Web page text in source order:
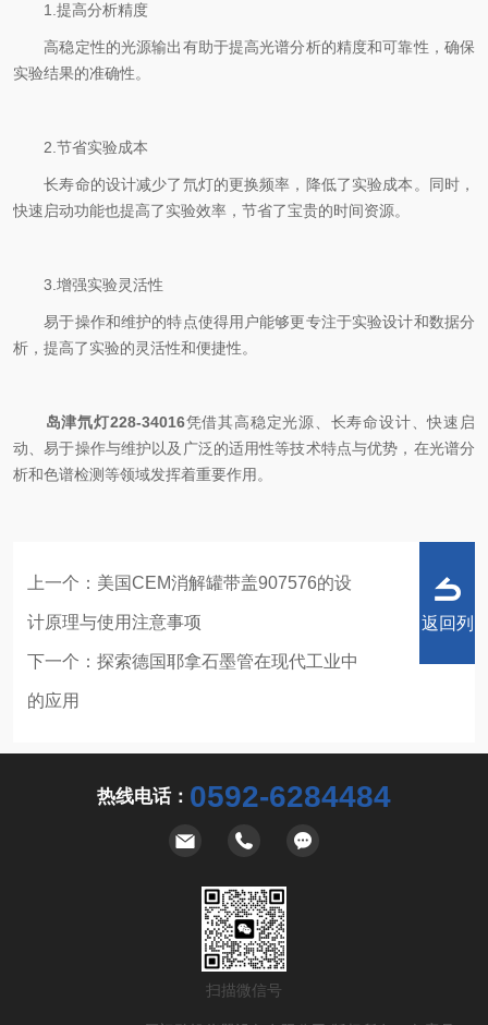
1.提高分析精度
高稳定性的光源输出有助于提高光谱分析的精度和可靠性，确保
实验结果的准确性。
2.节省实验成本
长寿命的设计减少了氘灯的更换频率，降低了实验成本。同时，
快速启动功能也提高了实验效率，节省了宝贵的时间资源。
3.增强实验灵活性
易于操作和维护的特点使得用户能够更专注于实验设计和数据分
析，提高了实验的灵活性和便捷性。
岛津氘灯228-34016凭借其高稳定光源、长寿命设计、快速启
动、易于操作与维护以及广泛的适用性等技术特点与优势，在光谱分
析和色谱检测等领域发挥着重要作用。
上一个： 美国CEM消解罐带盖907576的设
计原理与使用注意事项
下一个： 探索德国耶拿石墨管在现代工业中
的应用
返回列
热线电话： 0592-6284484
扫描微信号